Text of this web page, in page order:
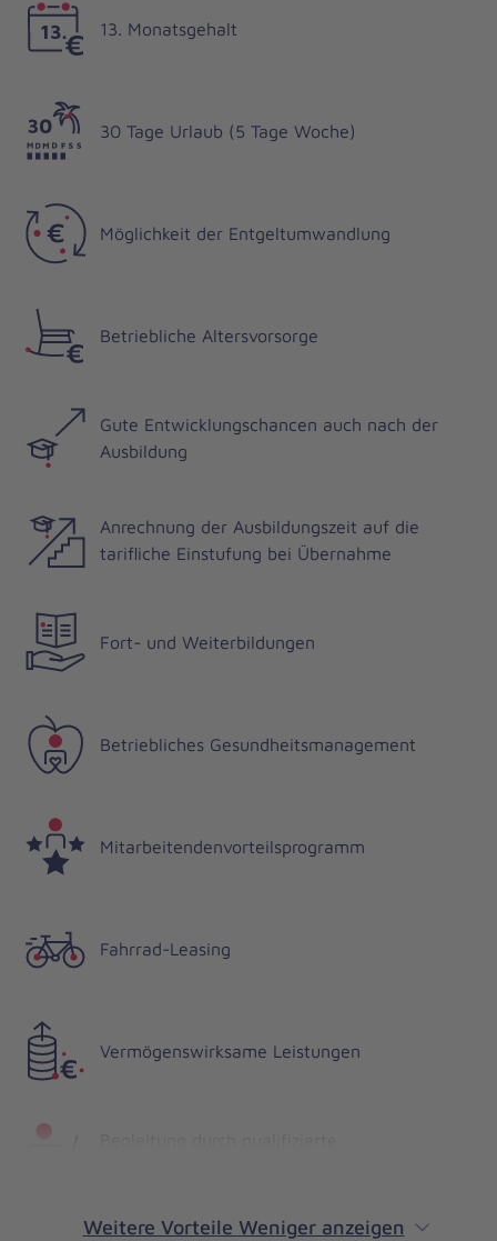
13. Monatsgehalt
30 Tage Urlaub (5 Tage Woche)
Möglichkeit der Entgeltumwandlung
Betriebliche Altersvorsorge
Gute Entwicklungschancen auch nach der
Ausbildung
Anrechnung der Ausbildungszeit auf die
tarifliche Einstufung bei Übernahme
Fort- und Weiterbildungen
Betriebliches Gesundheitsmanagement
Mitarbeitendenvorteilsprogramm
Fahrrad-Leasing
Vermögenswirksame Leistungen
Weitere Vorteile Weniger anzeigen